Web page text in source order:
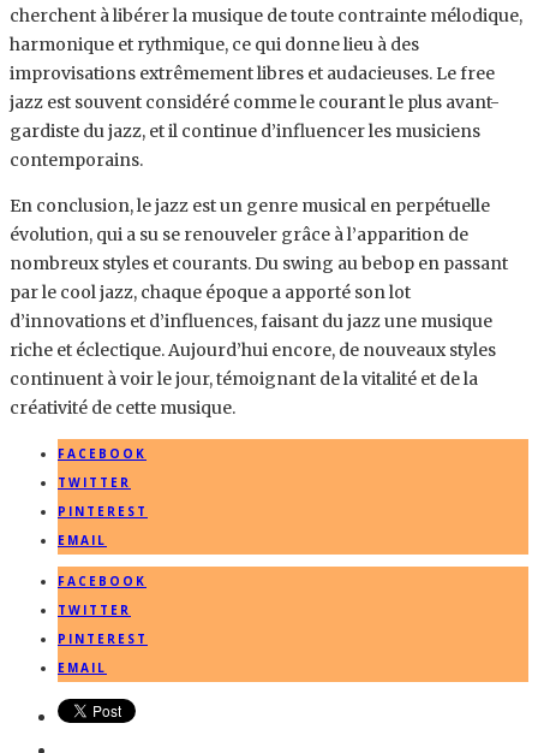
cherchent à libérer la musique de toute contrainte mélodique,
harmonique et rythmique, ce qui donne lieu à des
improvisations extrêmement libres et audacieuses. Le free
jazz est souvent considéré comme le courant le plus avant-
gardiste du jazz, et il continue d’influencer les musiciens
contemporains.
En conclusion, le jazz est un genre musical en perpétuelle
évolution, qui a su se renouveler grâce à l’apparition de
nombreux styles et courants. Du swing au bebop en passant
par le cool jazz, chaque époque a apporté son lot
d’innovations et d’influences, faisant du jazz une musique
riche et éclectique. Aujourd’hui encore, de nouveaux styles
continuent à voir le jour, témoignant de la vitalité et de la
créativité de cette musique.
FACEBOOK
TWITTER
PINTEREST
EMAIL
FACEBOOK
TWITTER
PINTEREST
EMAIL